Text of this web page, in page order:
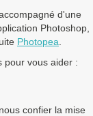
d'une
Photoshop,
Photopea
pour vous aider :
confier la mise